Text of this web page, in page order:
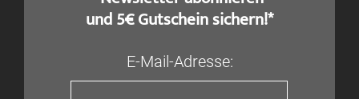
und 5€ Gutschein sichern!*
E-Mail-Adresse: